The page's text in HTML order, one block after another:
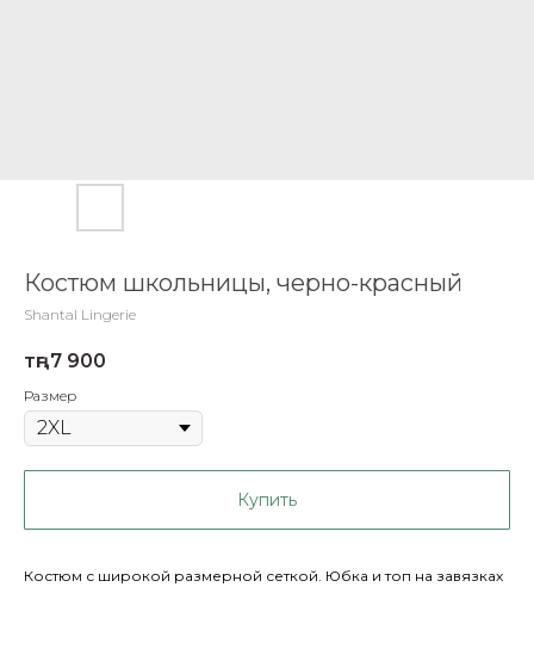
Костюм школьницы, черно-красный
Shantal Lingerie
тңг.7 900
Размер
Купить
Костюм с широкой размерной сеткой. Юбка и топ на завязках